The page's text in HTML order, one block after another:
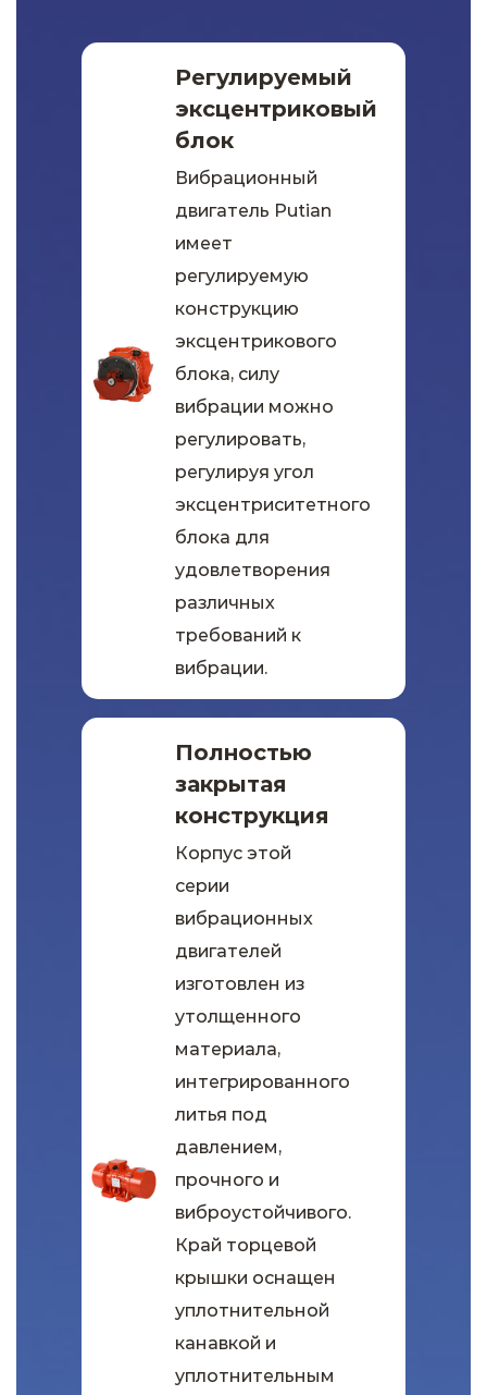
Регулируемый
эксцентриковый
блок
Вибрационный
двигатель Putian
имеет
регулируемую
конструкцию
эксцентрикового
блока, силу
вибрации можно
регулировать,
регулируя угол
эксцентриситетного
блока для
удовлетворения
различных
требований к
вибрации.
Полностью
закрытая
конструкция
Корпус этой
серии
вибрационных
двигателей
изготовлен из
утолщенного
материала,
интегрированного
литья под
давлением,
прочного и
виброустойчивого.
Край торцевой
крышки оснащен
уплотнительной
канавкой и
уплотнительным